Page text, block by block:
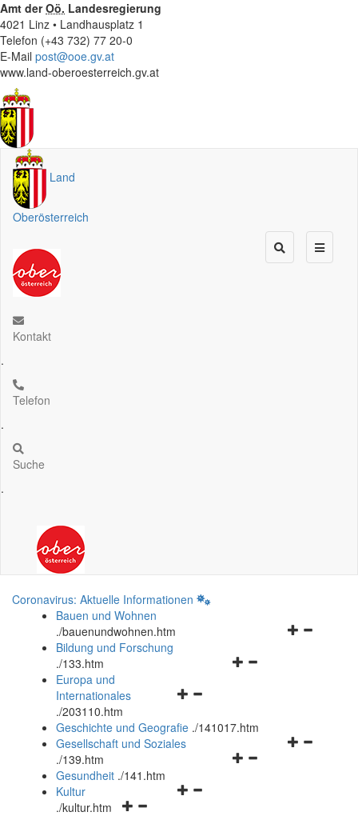
Amt derOö. Landesregierung
4021 Linz • Landhausplatz 1
Telefon (+43 732) 77 20-0
E-Mail post@ooe.gv.at
www.land-oberoesterreich.gv.at
Land
Oberösterreich
Kontakt
.
Telefon
.
Suche
.
Coronavirus: Aktuelle Informationen
Bauen und Wohnen
./bauenundwohnen.htm
Navigationsmenü
Bildung und Forschung
./133.htm
Navigationsmenü
und
schließen
Europa und
Internationales
./203110.htm
Geschichte und Geografie ./141017.htm
Navigationsmenü
Gesellschaft und Soziales
./139.htm
Navigationsmenü
Gesundheit ./141.htm
Navigationsmenü
Kultur
./kultur.htm